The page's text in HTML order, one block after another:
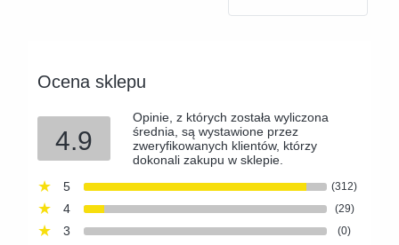
Ocena sklepu
4.9
Opinie, z których została wyliczona
średnia, są wystawione przez
zweryfikowanych klientów, którzy
dokonali zakupu w sklepie.
5
(312)
4 (29)
3 (0)